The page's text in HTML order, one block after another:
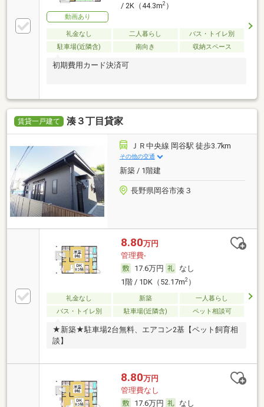
動画あり
/ 2K（44.3m2）
礼金なし 二人暮らし
バス・トイレ別
駐車場(近隣含)
南向き 収納スペース
初期費用カード決済可
賃貸一戸建て 湊３丁目貸家
ＪＲ中央線 岡谷駅 徒歩3.7km
その他の交通
新築 / 1階建
長野県岡谷市湊３
8.80万円
管理費-
17.6万円
なし
1階 / 1DK（52.17m2）
礼金なし 新築
一人暮らし
バス・トイレ別
駐車場(近隣含) ペット相談可
★新築★駐車場2台無料、エアコン2基【ペット飼育相
談】
8.80万円
管理費なし
17.6万円
なし